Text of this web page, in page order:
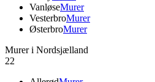
VanløseMurer
VesterbroMurer
ØsterbroMurer
Murer i Nordsjælland
22